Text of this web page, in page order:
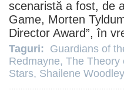
scenaristă a fost, de
Game, Morten
Director Award”, în
Taguri: Guardians of
Redmayne, The Theory
Stars, Shailene Woodley